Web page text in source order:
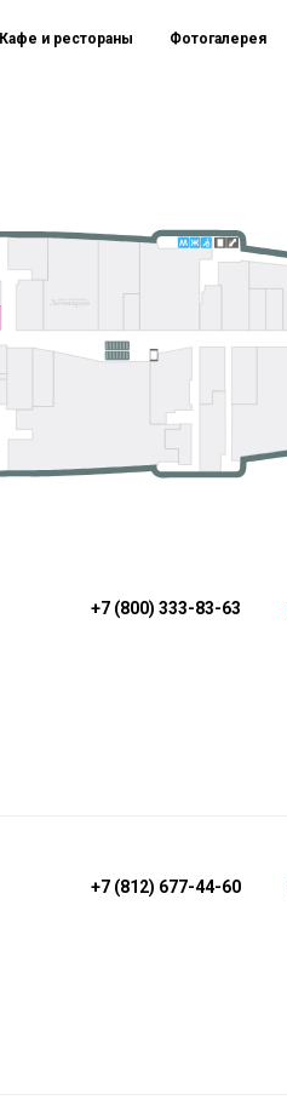
Кафе и рестораны Фотогалерея
+7 (800) 333-83-63
+7 (812) 677-44-60